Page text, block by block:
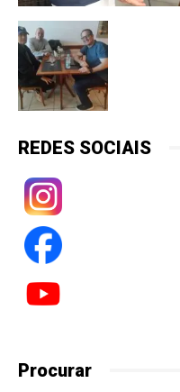
REDES SOCIAIS
Procurar